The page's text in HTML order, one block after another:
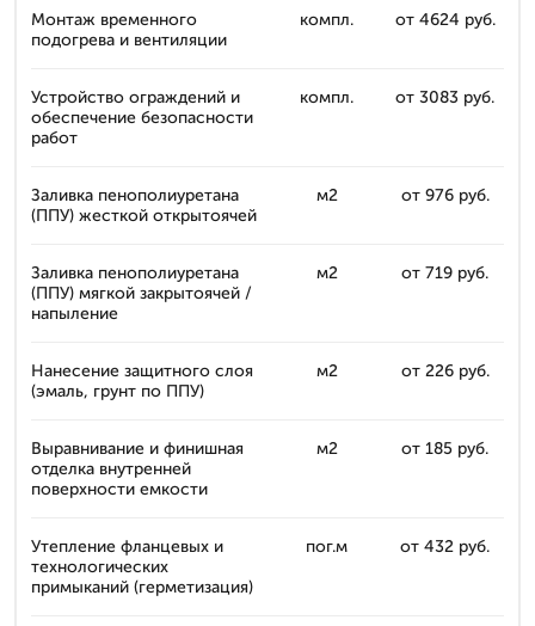
Монтаж временного
подогрева и вентиляции
компл. от 4624 руб.
Устройство ограждений и
обеспечение безопасности
работ
компл. от 3083 руб.
Заливка пенополиуретана
(ППУ) жесткой открытоячей
м2 от 976 руб.
Заливка пенополиуретана
(ППУ) мягкой закрытоячей /
напыление
м2 от 719 руб.
Нанесение защитного слоя
(эмаль, грунт по ППУ)
м2 от 226 руб.
Выравнивание и финишная
отделка внутренней
поверхности емкости
м2 от 185 руб.
Утепление фланцевых и
технологических
примыканий (герметизация)
пог.м от 432 руб.